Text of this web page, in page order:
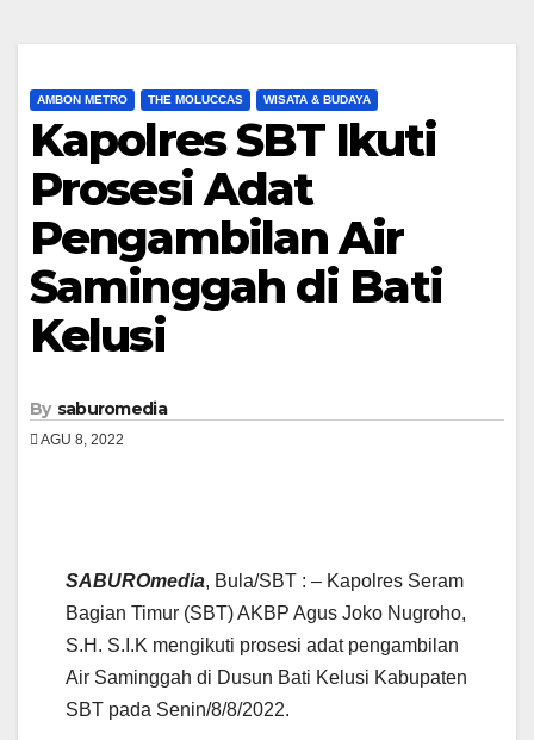
AMBON METRO THE MOLUCCAS WISATA & BUDAYA
Kapolres SBT Ikuti
Prosesi Adat
Pengambilan Air
Saminggah di Bati
Kelusi
By saburomedia
AGU 8, 2022
SABUROmedia, Bula/SBT : – Kapolres Seram
Bagian Timur (SBT) AKBP Agus Joko Nugroho,
S.H. S.I.K mengikuti prosesi adat pengambilan
Air Saminggah di Dusun Bati Kelusi Kabupaten
SBT pada Senin/8/8/2022.